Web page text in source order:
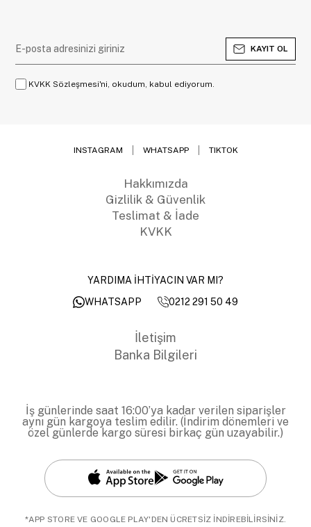
KAYIT OL
KVKK Sözleşmesi'ni, okudum, kabul ediyorum.
INSTAGRAM WHATSAPP TIKTOK
Hakkımızda
Gizlilik & Güvenlik
Teslimat & İade
KVKK
YARDIMA İHTİYACIN VAR MI?
WHATSAPP
0212 291 50 49
İletişim
Banka Bilgileri
İş günlerinde saat 16:00’ya kadar verilen siparişler
aynı gün kargoya teslim edilir. (İndirim dönemleri ve
özel günlerde kargo süresi birkaç gün uzayabilir.)
*APP STORE VE GOOGLE PLAY'DEN ÜCRETSİZ İNDİREBİLİRSİNİZ.